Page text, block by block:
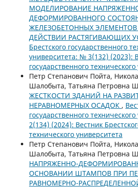
МОДЕЛИРОВАНИЕ
ДЕФОРМИРОВАННОГО
ЖЕЛЕЗОБЕТОННЫХ
ДЕЙСТВИИ РАСТЯГИВАЮЩИХ
Брестского государственного
университета: № 3(132) (2023):
государственного
Петр Степанович Пойта,
Шалобыта, Татьяна Петровна
ЖЕСТКОСТИ ЗДАНИЙ НА
НЕРАВНОМЕРНЫХ ОСАДОК ,
государственного
2(134) (2024): Вестник
технического университета
Петр Степанович Пойта,
Шалобыта, Татьяна Петровна
НАПРЯЖЕННО-
ОСНОВАНИИ ШТАМПОВ ПРИ
РАВНОМЕРНО-